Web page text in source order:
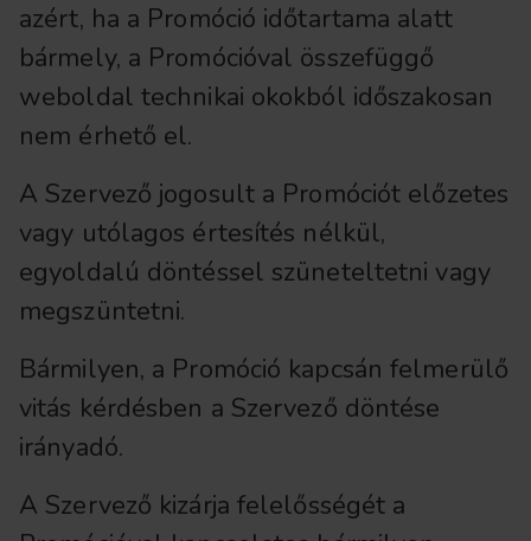
azért, ha a Promóció időtartama alatt
bármely, a Promócióval összefüggő
weboldal technikai okokból időszakosan
nem érhető el.
A Szervező jogosult a Promóciót előzetes
vagy utólagos értesítés nélkül,
egyoldalú döntéssel szüneteltetni vagy
megszüntetni.
Bármilyen, a Promóció kapcsán felmerülő
vitás kérdésben a Szervező döntése
irányadó.
A Szervező kizárja felelősségét a